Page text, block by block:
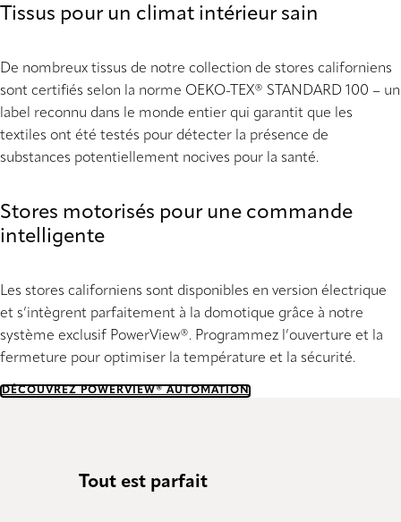
Tissus pour un climat intérieur sain
De nombreux tissus de notre collection de stores californiens
sont certifiés selon la norme OEKO-TEX® STANDARD 100 – un
label reconnu dans le monde entier qui garantit que les
textiles ont été testés pour détecter la présence de
substances potentiellement nocives pour la santé.
Stores motorisés pour une commande
intelligente
Les stores californiens sont disponibles en version électrique
et s’intègrent parfaitement à la domotique grâce à notre
système exclusif PowerView®. Programmez l’ouverture et la
fermeture pour optimiser la température et la sécurité.
DÉCOUVREZ POWERVIEW® AUTOMATION
Tout est parfait